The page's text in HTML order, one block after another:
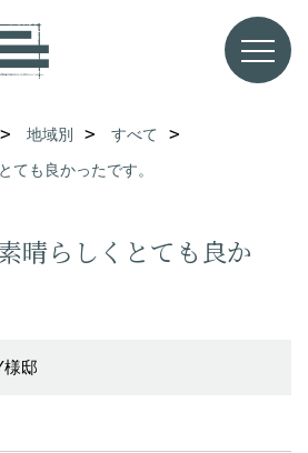
地域別
すべて
ても良かったです。
晴らしくとても良か
邸